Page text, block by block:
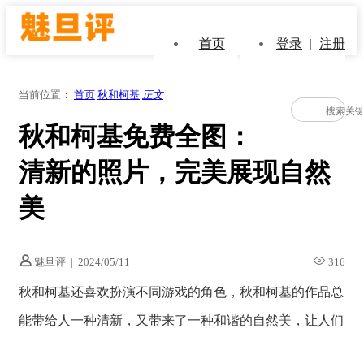
首页 登录 | 注册
当前位置： 首页 秋和柯基 正文
秋和柯基免费全图：
清新的照片，完美展现自然
美
魅旦评 | 2024/05/11 316
秋和柯基还喜欢扮演不同游戏的角色，秋和柯基的作品总
能带给人一种清新，又带来了一种和谐的自然美，让人们